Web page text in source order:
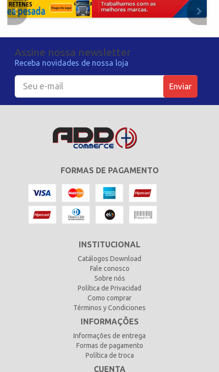
Assine nossa newsletter
Receba novidades de nossa loja
Enviar
FORMAS DE PAGAMENTO
INSTITUCIONAL
Catálogos Download
Fale conosco
Sobre nós
Política de Privacidad
Como comprar
Términos y Condiciones
INFORMAÇÕES
Informações de entrega
Formas de pagamento
Política de troca
CUENTA